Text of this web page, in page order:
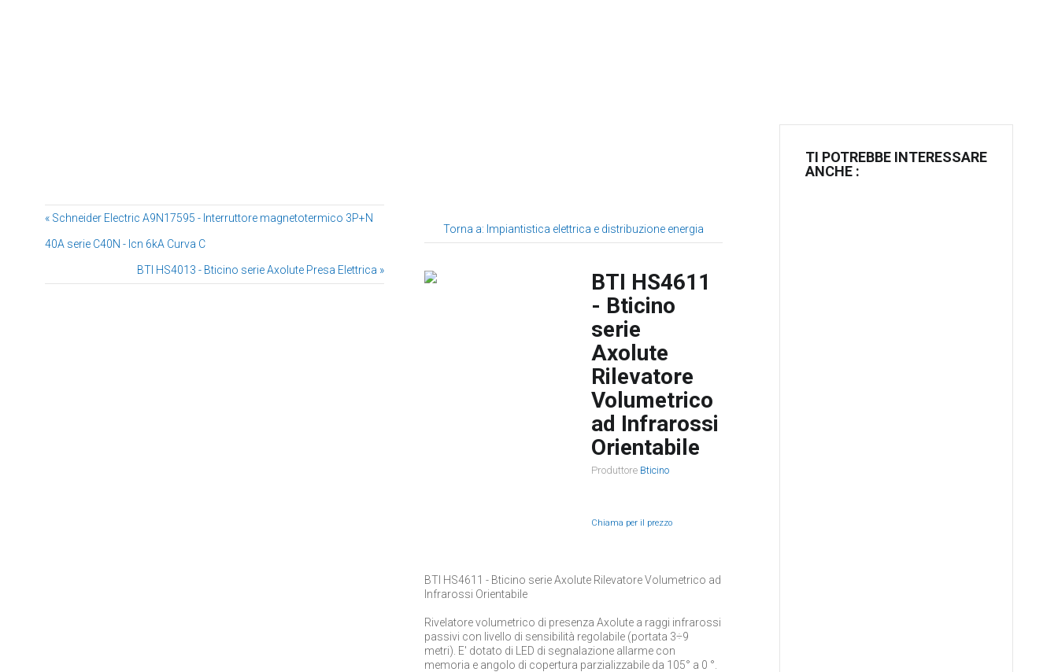
« Schneider Electric A9N17595 - Interruttore magnetotermico 3P+N
40A serie C40N - Icn 6kA Curva C
BTI HS4013 - Bticino serie Axolute Presa Elettrica »
Torna a: Impiantistica elettrica e distribuzione energia
BTI HS4611
- Bticino
serie
Axolute
Rilevatore
Volumetrico
ad Infrarossi
Orientabile
Produttore Bticino
Chiama per il prezzo
BTI HS4611 - Bticino serie Axolute Rilevatore Volumetrico ad
Infrarossi Orientabile
Rivelatore volumetrico di presenza Axolute a raggi infrarossi
passivi con livello di sensibilità regolabile (portata 3÷9
metri). E' dotato di LED di segnalazione allarme con
memoria e angolo di copertura parzializzabile da 105° a 0 °.
TI POTREBBE INTERESSARE
ANCHE :